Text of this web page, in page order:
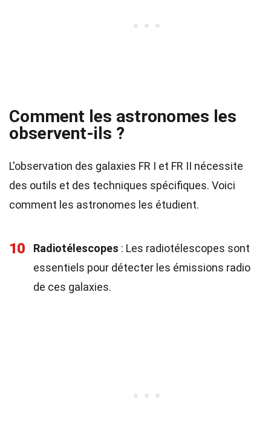
Comment les astronomes les
observent-ils ?
L'observation des galaxies FR I et FR II nécessite
des outils et des techniques spécifiques. Voici
comment les astronomes les étudient.
10 Radiotélescopes : Les radiotélescopes sont
essentiels pour détecter les émissions radio
de ces galaxies.